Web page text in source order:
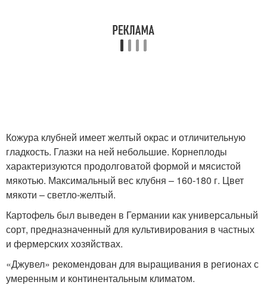
Кожура клубней имеет желтый окрас и отличительную
гладкость. Глазки на ней небольшие. Корнеплоды
характеризуются продолговатой формой и мясистой
мякотью. Максимальный вес клубня – 160-180 г. Цвет
мякоти – светло-желтый.
Картофель был выведен в Германии как универсальный
сорт, предназначенный для культивирования в частных
и фермерских хозяйствах.
«Джувел» рекомендован для выращивания в регионах с
умеренным и континентальным климатом.